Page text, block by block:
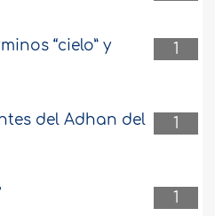
1
“cielo” y
1
del Adhan del
1